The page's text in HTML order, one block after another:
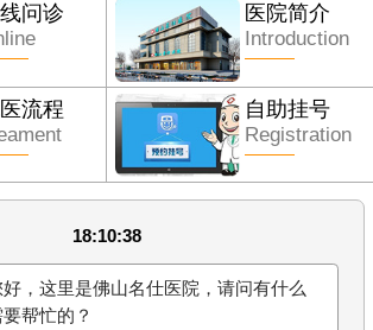
问诊 医院简介
Introduction
流程 自助挂号
Registration
18:10:38
好，这里是佛山名仕医院，请问有什么
要帮忙的？